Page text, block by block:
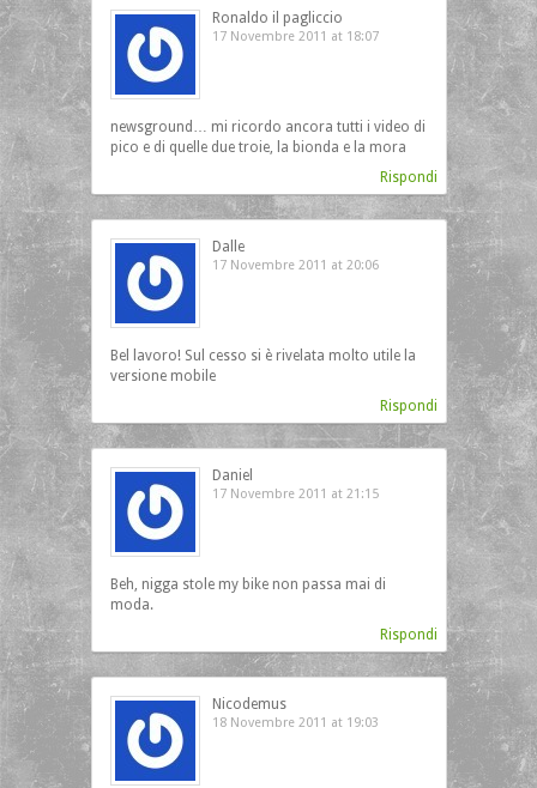
Ronaldo il pagliccio
17 Novembre 2011 at 18:07
newsground… mi ricordo ancora tutti i video di
pico e di quelle due troie, la bionda e la mora
Rispondi
Dalle
17 Novembre 2011 at 20:06
Bel lavoro! Sul cesso si è rivelata molto utile la
versione mobile
Rispondi
Daniel
17 Novembre 2011 at 21:15
Beh, nigga stole my bike non passa mai di
moda.
Rispondi
Nicodemus
18 Novembre 2011 at 19:03